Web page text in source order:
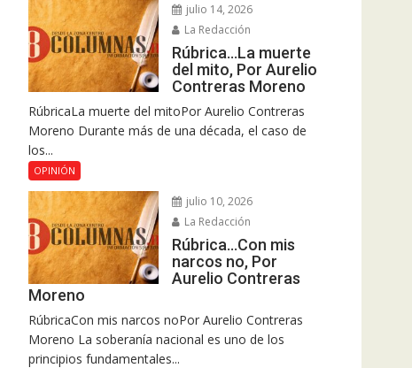
julio 14, 2026
La Redacción
Rúbrica…La muerte
del mito, Por Aurelio
Contreras Moreno
RúbricaLa muerte del mitoPor Aurelio Contreras
Moreno Durante más de una década, el caso de
los...
OPINIÓN
julio 10, 2026
La Redacción
Rúbrica…Con mis
narcos no, Por
Aurelio Contreras
Moreno
RúbricaCon mis narcos noPor Aurelio Contreras
Moreno La soberanía nacional es uno de los
principios fundamentales...